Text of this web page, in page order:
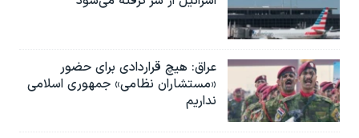
عراق: هیچ قراردادی برای حضور
«مستشاران نظامی» جمهوری اسلامی
نداریم